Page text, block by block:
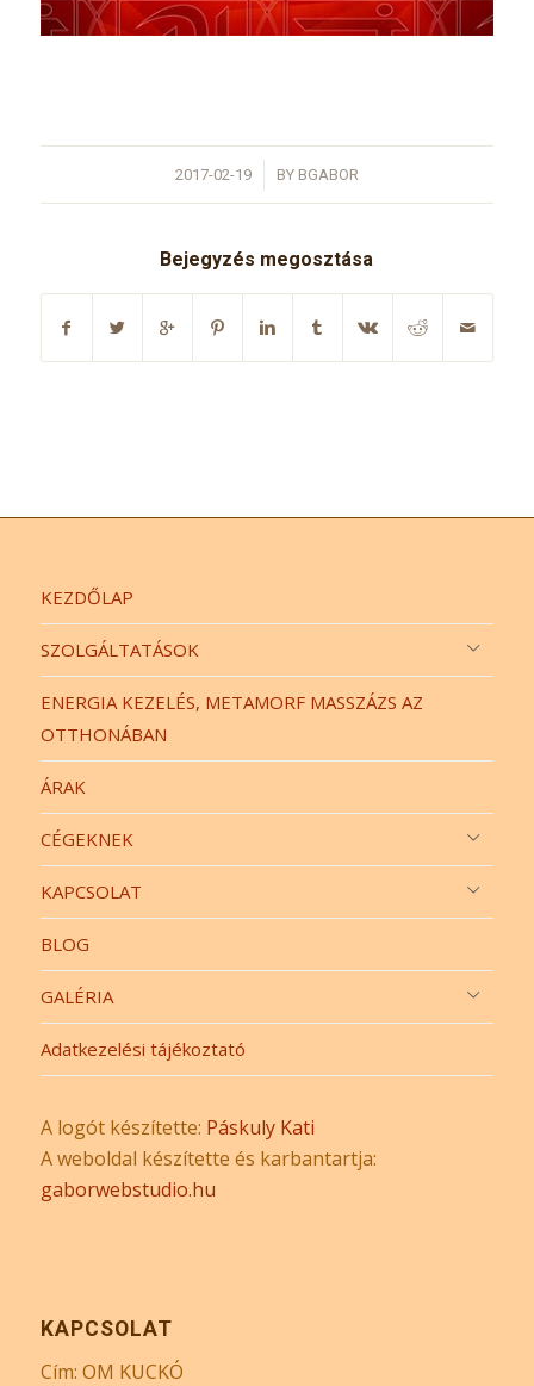
2017-02-19
/ BY BGABOR
Bejegyzés megosztása
KEZDŐLAP
SZOLGÁLTATÁSOK
ENERGIA KEZELÉS, METAMORF MASSZÁZS AZ
OTTHONÁBAN
ÁRAK
CÉGEKNEK
KAPCSOLAT
BLOG
GALÉRIA
Adatkezelési tájékoztató
A logót készítette: Páskuly Kati
A weboldal készítette és karbantartja:
gaborwebstudio.hu
KAPCSOLAT
Cím: OM KUCKÓ